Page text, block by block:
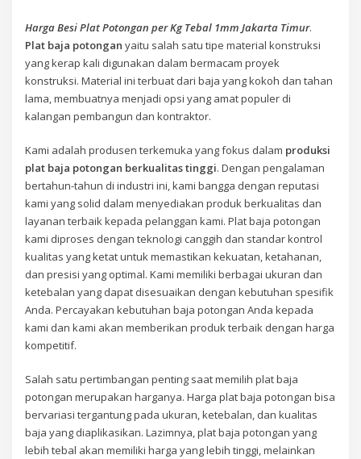
Harga Besi Plat Potongan per Kg Tebal 1mm Jakarta Timur.
Plat baja potongan yaitu salah satu tipe material konstruksi
yang kerap kali digunakan dalam bermacam proyek
konstruksi. Material ini terbuat dari baja yang kokoh dan tahan
lama, membuatnya menjadi opsi yang amat populer di
kalangan pembangun dan kontraktor.
Kami adalah produsen terkemuka yang fokus dalam produksi
plat baja potongan berkualitas tinggi. Dengan pengalaman
bertahun-tahun di industri ini, kami bangga dengan reputasi
kami yang solid dalam menyediakan produk berkualitas dan
layanan terbaik kepada pelanggan kami. Plat baja potongan
kami diproses dengan teknologi canggih dan standar kontrol
kualitas yang ketat untuk memastikan kekuatan, ketahanan,
dan presisi yang optimal. Kami memiliki berbagai ukuran dan
ketebalan yang dapat disesuaikan dengan kebutuhan spesifik
Anda. Percayakan kebutuhan baja potongan Anda kepada
kami dan kami akan memberikan produk terbaik dengan harga
kompetitif.
Salah satu pertimbangan penting saat memilih plat baja
potongan merupakan harganya. Harga plat baja potongan bisa
bervariasi tergantung pada ukuran, ketebalan, dan kualitas
baja yang diaplikasikan. Lazimnya, plat baja potongan yang
lebih tebal akan memiliki harga yang lebih tinggi, melainkan